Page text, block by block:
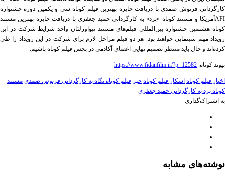
کارگردانی فرنوش صمدی با دریافت جایزه بهترین فیلم کوتاه سی و یکمین دوره جشنواره
AFI آمریکا و مستند کوتاه «برد» به کارگردانی حمید جعفری با دریافت جایزه بهترین مستند
کوتاه هشتمین جشنواره بین‌المللی فیلم‌های مستند نیواورلئان واجد شرایط شرکت در این
رویداد مهم سینمایی خواهند بود. هر دو فیلم مراحل لازم برای شرکت در این رویداد را طی
کرده‌اند و حال باید منتظر تصمیم نهایی اعضای آکادمی در بخش فیلم کوتاه باشیم.
پیوند کوتاه: https://www.fidanfilm.ir/?p=12582
اخبار فیلم کوتاه اسکار فیلم کوتاه خبر فیلم کوتاه نگاه به کارگردانی فرنوش صمدی مستند
کوتاه برد به کارگردانی حمید جعفری
به اشتراک‌گذاری
نوشته‌های مشابه